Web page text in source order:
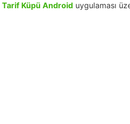
Tarif Küpü Android uygulaması